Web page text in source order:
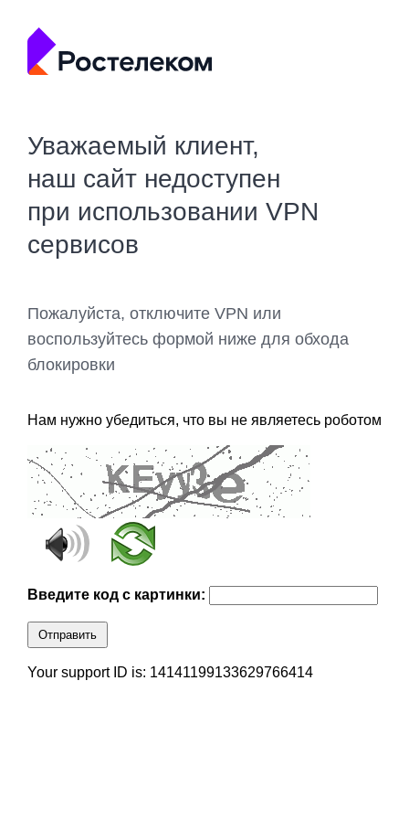
Уважаемый клиент,
наш сайт недоступен
при использовании VPN
сервисов
Пожалуйста, отключите VPN или
воспользуйтесь формой ниже для обхода
блокировки
Нам нужно убедиться, что вы не являетесь роботом
Введите код с картинки:
Отправить
Your support ID is: 14141199133629766414